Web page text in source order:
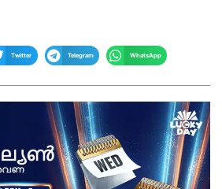
Twitter Telegram WhatsApp